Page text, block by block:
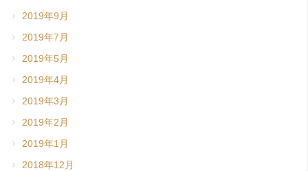
2019年9月
2019年7月
2019年5月
2019年4月
2019年3月
2019年2月
2019年1月
2018年12月